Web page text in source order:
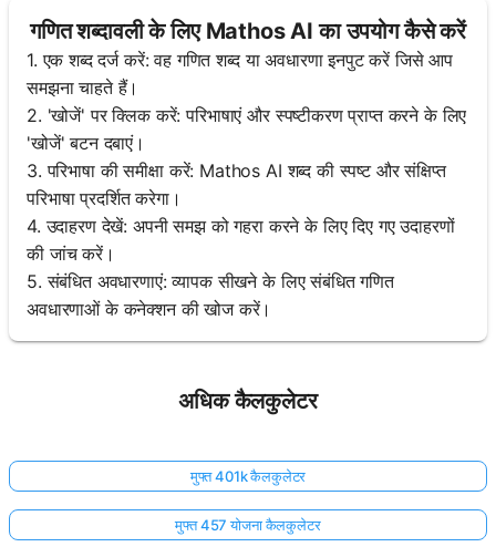
गणित शब्दावली के लिए Mathos AI का उपयोग कैसे करें
1. एक शब्द दर्ज करें: वह गणित शब्द या अवधारणा इनपुट करें जिसे आप
समझना चाहते हैं।
2. 'खोजें' पर क्लिक करें: परिभाषाएं और स्पष्टीकरण प्राप्त करने के लिए
'खोजें' बटन दबाएं।
3. परिभाषा की समीक्षा करें: Mathos AI शब्द की स्पष्ट और संक्षिप्त
परिभाषा प्रदर्शित करेगा।
4. उदाहरण देखें: अपनी समझ को गहरा करने के लिए दिए गए उदाहरणों
की जांच करें।
5. संबंधित अवधारणाएं: व्यापक सीखने के लिए संबंधित गणित
अवधारणाओं के कनेक्शन की खोज करें।
अधिक कैलकुलेटर
मुफ्त 401k कैलकुलेटर
मुफ्त 457 योजना कैलकुलेटर